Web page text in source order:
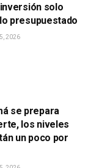
solo
presupuestado
2026
se prepara
los niveles
un poco por